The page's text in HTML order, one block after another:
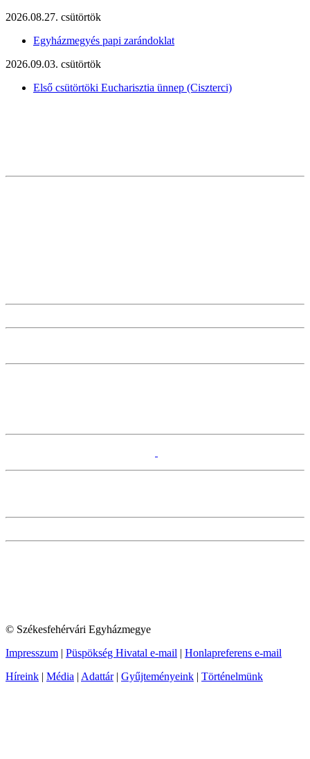
2026.08.27. csütörtök
Egyházmegyés papi zarándoklat
2026.09.03. csütörtök
Első csütörtöki Eucharisztia ünnep (Ciszterci)
© Székesfehérvári Egyházmegye
Impresszum | Püspökség Hivatal e-mail | Honlapreferens e-mail
Híreink | Média | Adattár| Gyűjteményeink | Történelmünk